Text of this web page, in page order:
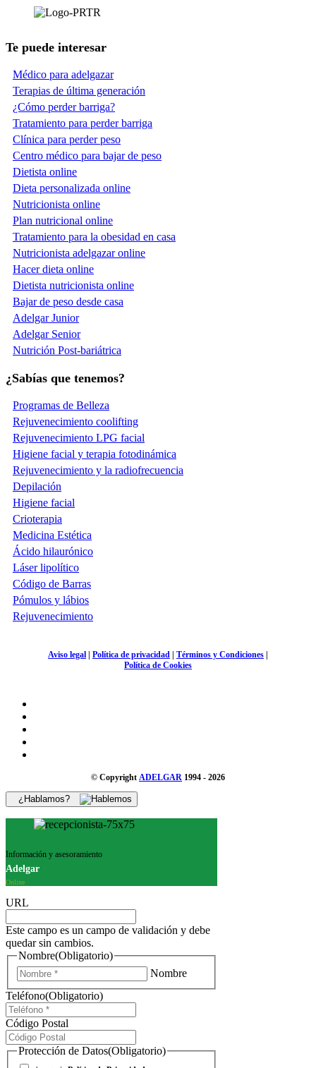
Te puede interesar
Médico para adelgazar
Terapias de última generación
¿Cómo perder barriga?
Tratamiento para perder barriga
Clínica para perder peso
Centro médico para bajar de peso
Dietista online
Dieta personalizada online
Nutricionista online
Plan nutricional online
Tratamiento para la obesidad en casa
Nutricionista adelgazar online
Hacer dieta online
Dietista nutricionista online
Bajar de peso desde casa
Adelgar Junior
Adelgar Senior
Nutrición Post-bariátrica
¿Sabías que tenemos?
Programas de Belleza
Rejuvenecimiento coolifting
Rejuvenecimiento LPG facial
Higiene facial y terapia fotodinámica
Rejuvenecimiento y la radiofrecuencia
Depilación
Higiene facial
Crioterapia
Medicina Estética
Ácido hilaurónico
Láser lipolítico
Código de Barras
Pómulos y lábios
Rejuvenecimiento
Aviso legal Política de privacidad Términos y Condiciones
Política de Cookies
© Copyright ADELGAR 1994 - 2026
¿Hablamos?
Información y asesoramiento
Adelgar
Online
URL
Este campo es un campo de validación y debe
quedar sin cambios.
Nombre(Obligatorio)
Nombre
Teléfono(Obligatorio)
Código Postal
Protección de Datos(Obligatorio)